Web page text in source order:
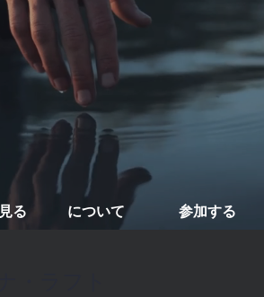
見る について 参加する